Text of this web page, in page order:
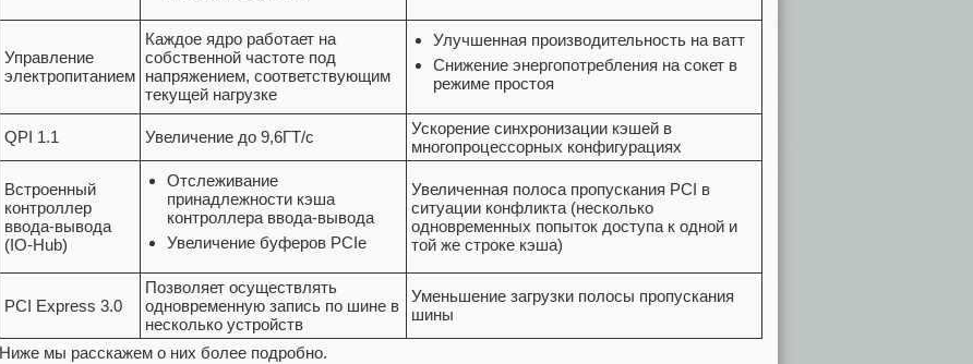
Управление
электропитанием
Каждое ядро работает на
собственной частоте под
напряжением, соответствующим
текущей нагрузке
Улучшенная производительность на ватт
Снижение энергопотребления на сокет в
режиме простоя
QPI 1.1 Увеличение до 9,6ГТ/с
Ускорение синхронизации кэшей в
многопроцессорных конфигурациях
Встроенный
контроллер
ввода-вывода
(IO-Hub)
Отслеживание
принадлежности кэша
контроллера ввода-вывода
Увеличение буферов PCIe
Увеличенная полоса пропускания PCI в
ситуации конфликта (несколько
одновременных попыток доступа к одной и
той же строке кэша)
PCI Express 3.0
Позволяет осуществлять
одновременную запись по шине в
несколько устройств
Уменьшение загрузки полосы пропускания
шины
Ниже мы расскажем о них более подробно.